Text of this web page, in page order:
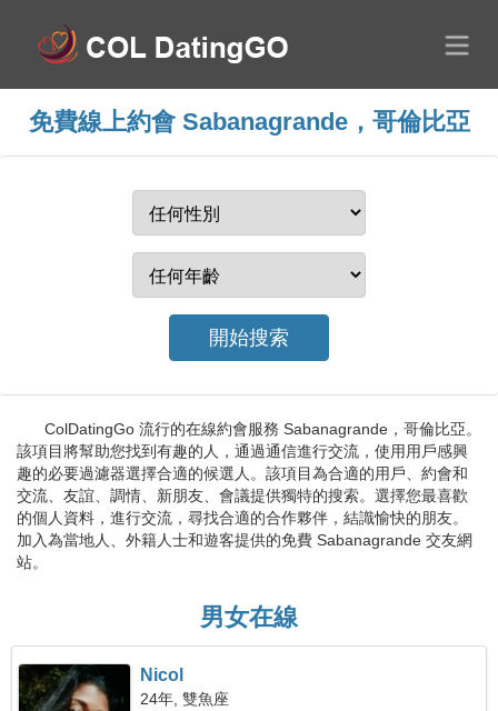
免費線上約會 Sabanagrande，哥倫比亞
ColDatingGo 流行的在線約會服務 Sabanagrande，哥倫比亞。
該項目將幫助您找到有趣的人，通過通信進行交流，使用用戶感興
趣的必要過濾器選擇合適的候選人。該項目為合適的用戶、約會和
交流、友誼、調情、新朋友、會議提供獨特的搜索。選擇您最喜歡
的個人資料，進行交流，尋找合適的合作夥伴，結識愉快的朋友。
加入為當地人、外籍人士和遊客提供的免費 Sabanagrande 交友網
站。
男女在線
Nicol
24年, 雙魚座